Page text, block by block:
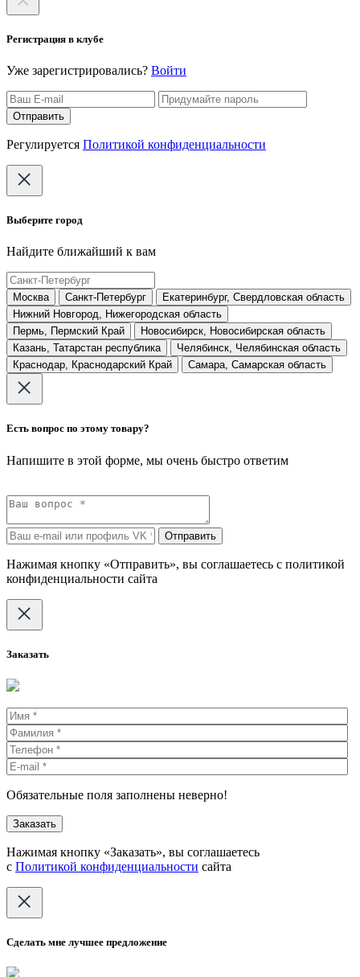
Регистрация в клубе
Уже зарегистрировались? Войти
Отправить
Регулируется Политикой конфиденциальности
Выберите город
Найдите ближайший к вам
Москва Санкт-Петербург
Екатеринбург, Свердловская область
Нижний Новгород, Нижегородская область
Пермь, Пермский Край
Новосибирск, Новосибирская область
Казань, Татарстан республика
Челябинск, Челябинская область
Краснодар, Краснодарский Край
Самара, Самарская область
Есть вопрос по этому товару?
Напишите в этой форме, мы очень быстро ответим
Отправить
Нажимая кнопку «Отправить», вы соглашаетесь с политикой
конфиденциальности сайта
Заказать
Обязательные поля заполнены неверно!
Нажимая кнопку «Заказать», вы соглашаетесь
с Политикой конфиденциальности сайта
Сделать мне лучшее предложение